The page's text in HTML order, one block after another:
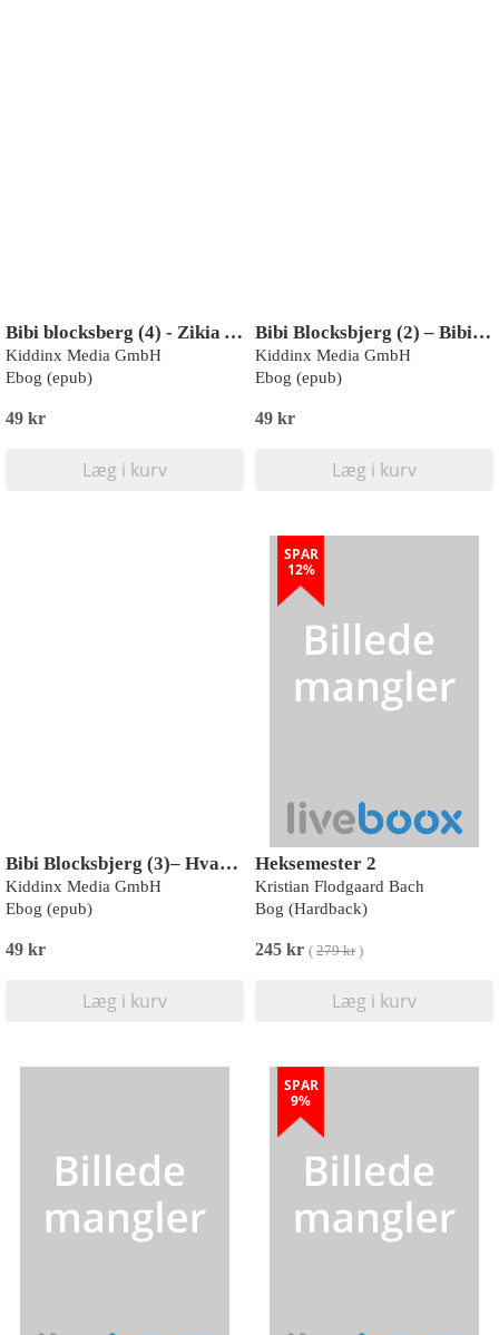
Bibi blocksberg (4) - Zikia Alarm
Kiddinx Media GmbH
Ebog (epub)
49 kr
Læg i kurv
Bibi Blocksbjerg (2) – Bibi og Isheksen
Kiddinx Media GmbH
Ebog (epub)
49 kr
Læg i kurv
Bibi Blocksbjerg (3)– Hvad i alverden er der galt med far?
Kiddinx Media GmbH
Ebog (epub)
49 kr
Læg i kurv
SPAR
12%
Heksemester 2
Kristian Flodgaard Bach
Bog (Hardback)
245 kr ( 279 kr)
Læg i kurv
SPAR
9%